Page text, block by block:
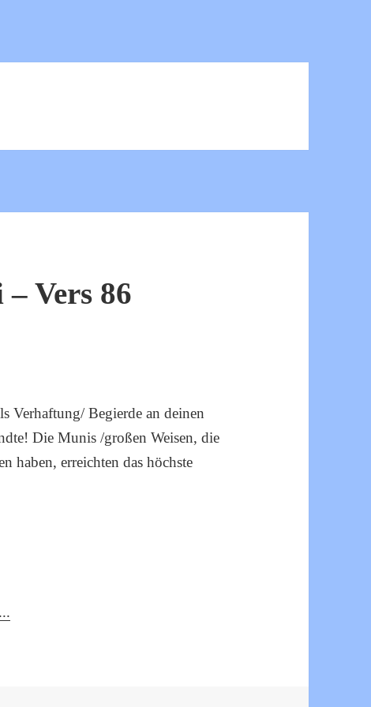
Vers 86
Verhaftung/ Begierde an deinen
Die Munis /großen Weisen, die
haben, erreichten das höchste